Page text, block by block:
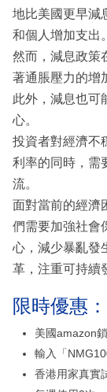
地比美國更早減
和個人增加支出。
然而，減息政策
著通脹壓力的增
此外，減息也可
心。
投資者對經濟不
利率的同時，需
流。
面對當前的經濟
們需要加強社會
心，減少暴亂發
革，注重可持續
限時優惠
美國amazon
輸入「
香港用家真實